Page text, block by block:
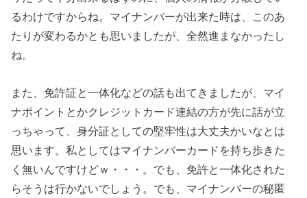
るわけですからね。マイナンバーが出来た時は、このあ
たりが変わるかとも思いましたが、全然進まなかったし
ね。
また、免許証と一体化などの話も出てきましたが、マイ
ナポイントとかクレジットカード連結の方が先に話が立
っちゃって、身分証としての堅牢性は大丈夫かいなとは
思います。私としてはマイナンバーカードを持ち歩きた
く無いんですけどｗ・・・。でも、免許と一体化された
らそうは行かないでしょう。でも、マイナンバーの秘匿